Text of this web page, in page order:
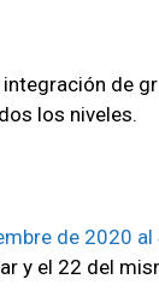
de
los niveles.
de 2020 al
y el 22 del